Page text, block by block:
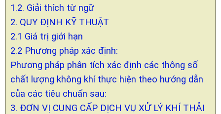
1.2. Giải thích từ ngữ
2. QUY ĐỊNH KỸ THUẬT
2.1 Giá trị giới hạn
2.2 Phương pháp xác định:
Phương pháp phân tích xác định các thông số
chất lượng không khí thực hiện theo hướng dẫn
của các tiêu chuẩn sau:
3. ĐƠN VỊ CUNG CẤP DỊCH VỤ XỬ LÝ KHÍ THẢI